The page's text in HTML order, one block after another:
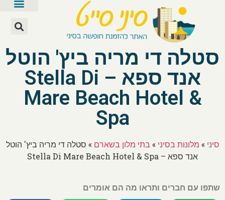
סטלה די מריה ביץ' הוטל
אנד ספא – Stella Di
Mare Beach Hotel &
Spa
סיני » מלונות בסיני » בתי מלון בשארם » סטלה די מריה ביץ' הוטל
אנד ספא – Stella Di Mare Beach Hotel & Spa
שתפו עם חברים ותראו מה הם אומרים